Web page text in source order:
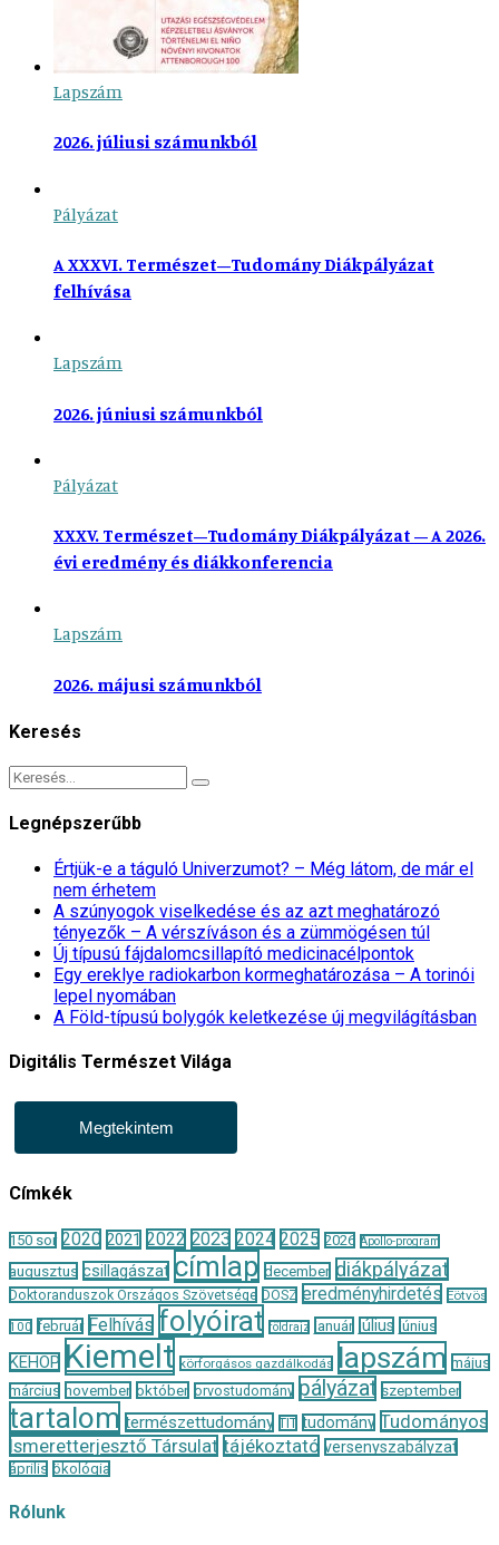
Lapszám
2026. júliusi számunkból
Pályázat
A XXXVI. Természet–Tudomány Diákpályázat
felhívása
Lapszám
2026. júniusi számunkból
Pályázat
XXXV. Természet–Tudomány Diákpályázat – A 2026.
évi eredmény és diákkonferencia
Lapszám
2026. májusi számunkból
Keresés
Legnépszerűbb
Értjük-e a táguló Univerzumot? – Még látom, de már el
nem érhetem
A szúnyogok viselkedése és az azt meghatározó
tényezők – A vérszíváson és a zümmögésen túl
Új típusú fájdalomcsillapító medicinacélpontok
Egy ereklye radiokarbon kormeghatározása – A torinói
lepel nyomában
A Föld-típusú bolygók keletkezése új megvilágításban
Digitális Természet Világa
Megtekintem
Címkék
150 sor 2020 2021 2022 2023 2024 2025 2026 Apollo-program
augusztus csillagászat címlap december diákpályázat
Doktoranduszok Országos Szövetsége DOSZ eredményhirdetés Eötvös
100 február Felhívás folyóirat földrajz január július június
KEHOP Kiemelt körforgásos gazdálkodás lapszám május
március november október orvostudomány pályázat szeptember
tartalom természettudomány TIT tudomány Tudományos
Ismeretterjesztő Társulat tájékoztató versenyszabályzat
április ökológia
Rólunk